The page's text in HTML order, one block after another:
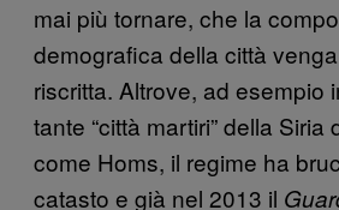
mai più tornare, che la
demografica della città
riscritta. Altrove, ad esempio
tante “città martiri” della Siria
come Homs, il regime ha
catasto e già nel 2013 il